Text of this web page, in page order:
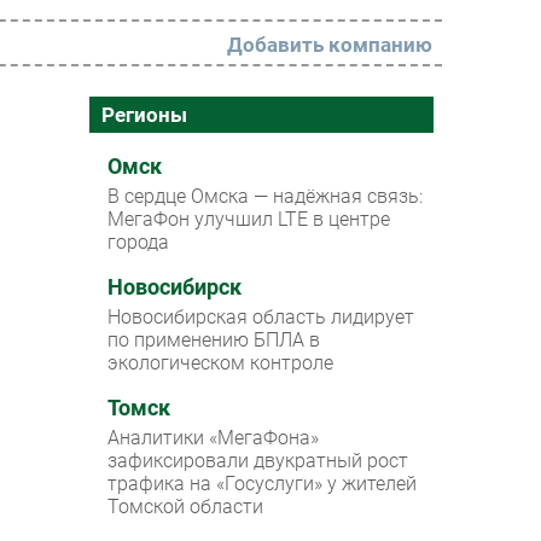
РАЗДЕЛЫ
Новости
Аналитика
Интервью
Мероприятия
Проекты
IT класс
Тестовый стенд
Каталог компаний
Добавить компанию
Регионы
Омск
В сердце Омска — надёжная связь:
МегаФон улучшил LTE в центре
города
Новосибирск
Новосибирская область лидирует
по применению БПЛА в
экологическом контроле
Томск
Аналитики «МегаФона»
зафиксировали двукратный рост
трафика на «Госуслуги» у жителей
Томской области